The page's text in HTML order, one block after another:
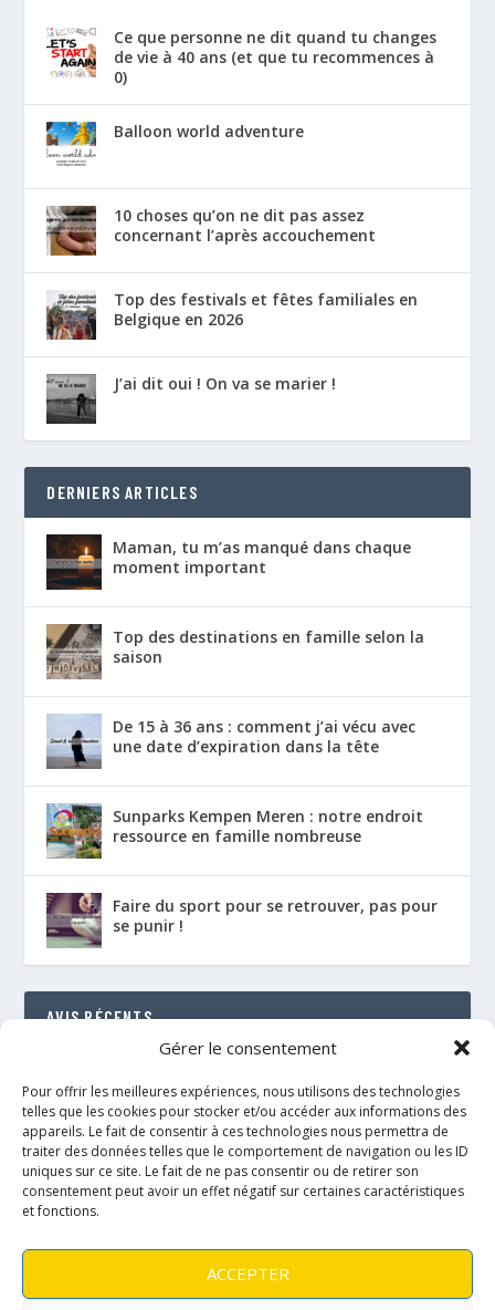
Gérer le consentement
Pour offrir les meilleures expériences, nous utilisons des technologies
telles que les cookies pour stocker et/ou accéder aux informations des
appareils. Le fait de consentir à ces technologies nous permettra de
traiter des données telles que le comportement de navigation ou les ID
uniques sur ce site. Le fait de ne pas consentir ou de retirer son
consentement peut avoir un effet négatif sur certaines caractéristiques
et fonctions.
ACCEPTER
Ce que personne ne dit quand tu changes
de vie à 40 ans (et que tu recommences à
0)
Balloon world adventure
10 choses qu’on ne dit pas assez
concernant l’après accouchement
Top des festivals et fêtes familiales en
Belgique en 2026
J’ai dit oui ! On va se marier !
DERNIERS ARTICLES
Maman, tu m’as manqué dans chaque
moment important
Top des destinations en famille selon la
saison
De 15 à 36 ans : comment j’ai vécu avec
une date d’expiration dans la tête
Sunparks Kempen Meren : notre endroit
ressource en famille nombreuse
Faire du sport pour se retrouver, pas pour
se punir !
AVIS RÉCENTS
bord de la Semois
RÉSULTAT : 88%
Le néo de Néobulle {portage physio}
RÉSULTAT : 97%